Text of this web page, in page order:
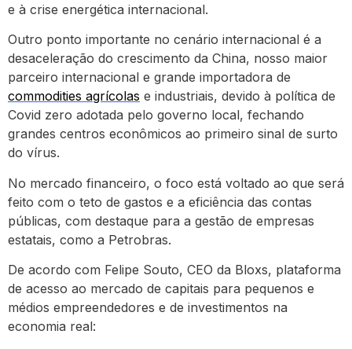
e à crise energética internacional.
Outro ponto importante no cenário internacional é a
desaceleração do crescimento da China, nosso maior
parceiro internacional e grande importadora de
commodities agrícolas e industriais, devido à política de
Covid zero adotada pelo governo local, fechando
grandes centros econômicos ao primeiro sinal de surto
do vírus.
No mercado financeiro, o foco está voltado ao que será
feito com o teto de gastos e a eficiência das contas
públicas, com destaque para a gestão de empresas
estatais, como a Petrobras.
De acordo com Felipe Souto, CEO da Bloxs, plataforma
de acesso ao mercado de capitais para pequenos e
médios empreendedores e de investimentos na
economia real: